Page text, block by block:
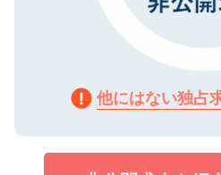
他にはない独占